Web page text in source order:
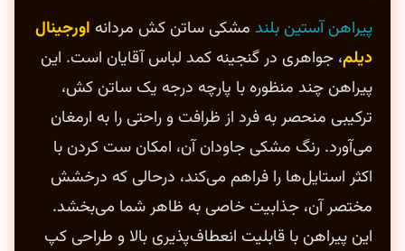
پیراهن آستین بلند مشکی ساتن کش مردانه اورجینال
دیلم، جواهری در گنجینه کمد لباس آقایان است. این
پیراهن چند منظوره با پارچه درجه یک ساتن کش،
ترکیبی منحصر به فرد از ظرافت و راحتی را به ارمغان
می‌آورد. رنگ مشکی جاودان آن، امکان ست کردن با
اکثر استایل‌ها را فراهم می‌کند، درحالی که درخشش
مختصر آن، جذابیت خاصی به ظاهر شما می‌بخشد.
این پیراهن با قابلیت انعطاف‌پذیری بالا و طراحی کپ